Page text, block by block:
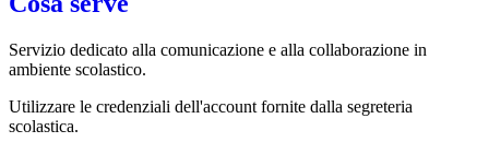
Servizio dedicato alla comunicazione e alla collaborazione in
ambiente scolastico.
Utilizzare le credenziali dell'account fornite dalla segreteria
scolastica.